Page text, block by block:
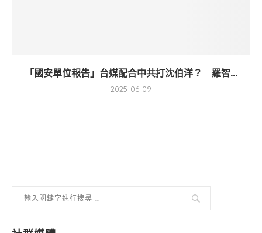
「國安單位報告」台媒配合中共打沈伯洋？ 羅智...
2025-06-09